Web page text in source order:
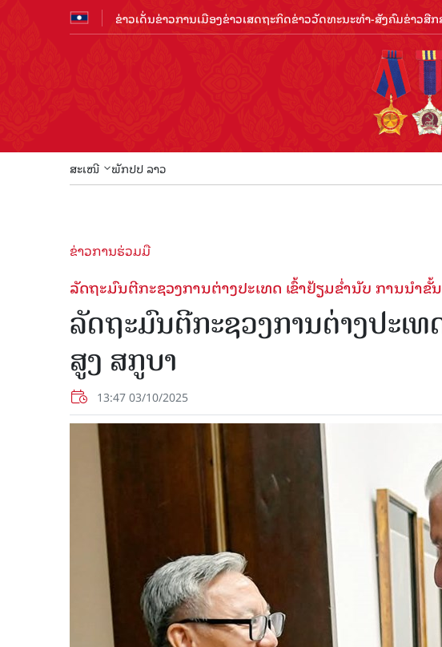
ຂ່າວເດັ່ນຂ່າວການເມືອງຂ່າວເສດຖະກິດຂ່າວວັດທະນະທຳ-ສັງຄົມຂ່າວສືກ
ສະເໜີ ພັກປປ ລາວ
ຂ່າວການຮ່ວມມື
ລັດຖະມົນຕີກະຊວງການຕ່າງປະເທດ ເຂົ້າຢ້ຽມຂໍ່ານັບ ການນໍາຂັ້
ລັດຖະມົນຕີກະຊວງການຕ່າງປະເທ
ສູງ ສກູບາ
13:47 03/10/2025